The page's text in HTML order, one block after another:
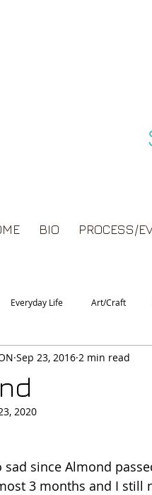
BIO PROCESS/
Everyday Life Art/Craft
Sep 23, 2016 2 min read
2020
sad since Almond
3 months and I still